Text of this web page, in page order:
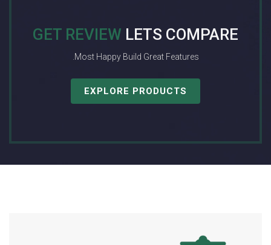
GET REVIEW LETS COMPARE
Most Happy Build Great Features.
EXPLORE PRODUCTS